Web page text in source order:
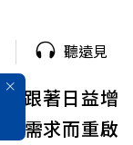
聽遠見
跟著日益增
需求而重啟